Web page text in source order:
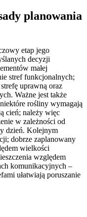
planowania
etap jego
decyzji
małej
stref funkcjonalnych;
uprawną oraz
Ważne jest także
rośliny wymagają
cień; należy więc
w zależności od
dzień. Kolejnym
dobrze zaplanowany
wielkości
względem
komunikacyjnych –
ułatwiają poruszanie